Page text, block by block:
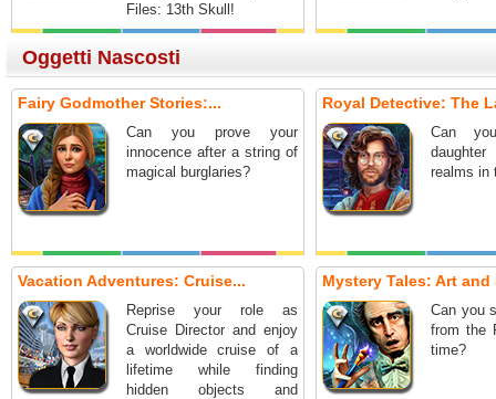
Files: 13th Skull!
Oggetti Nascosti
Fairy Godmother Stories:...
Can you prove your
innocence after a string of
magical burglaries?
Royal Detective: The
Can
realms in
Vacation Adventures: Cruise...
Reprise your role as
Cruise Director and enjoy
a worldwide cruise of a
lifetime while finding
hidden objects and
Mystery Tales: Art and
Can you
from the
time?